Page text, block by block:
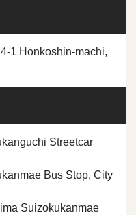
1 Honkoshin-machi,
Streetcar
Bus Stop, City
Suizokukanmae